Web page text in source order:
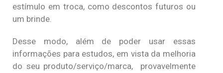
estímulo em troca, como descontos futuros ou
um brinde.
Desse modo, além de poder usar essas
informações para estudos, em vista da melhoria
do seu produto/serviço/marca, provavelmente